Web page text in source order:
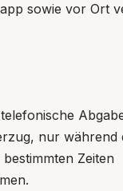
sowie vor Ort
nur
Zeiten